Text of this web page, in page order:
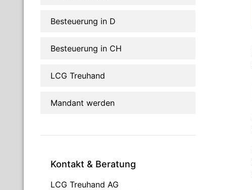
Besteuerung in D
Besteuerung in CH
LCG Treuhand
Mandant werden
Kontakt & Beratung
LCG Treuhand AG